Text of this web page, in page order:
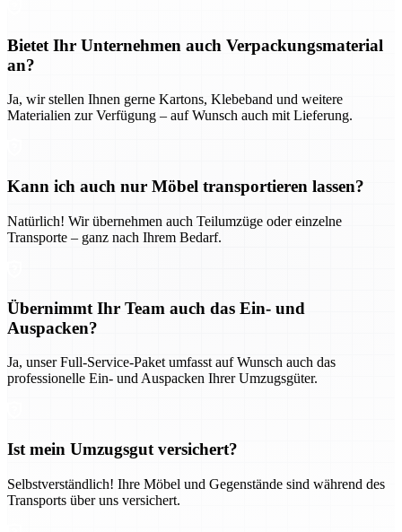
Bietet Ihr Unternehmen auch Verpackungsmaterial
an?
Ja, wir stellen Ihnen gerne Kartons, Klebeband und weitere
Materialien zur Verfügung – auf Wunsch auch mit Lieferung.
Kann ich auch nur Möbel transportieren lassen?
Natürlich! Wir übernehmen auch Teilumzüge oder einzelne
Transporte – ganz nach Ihrem Bedarf.
Übernimmt Ihr Team auch das Ein- und
Auspacken?
Ja, unser Full-Service-Paket umfasst auf Wunsch auch das
professionelle Ein- und Auspacken Ihrer Umzugsgüter.
Ist mein Umzugsgut versichert?
Selbstverständlich! Ihre Möbel und Gegenstände sind während des
Transports über uns versichert.